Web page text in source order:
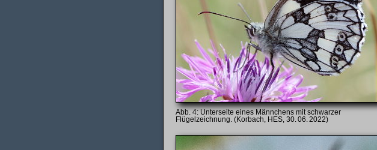
Unterseite eines Männchens mit schwarzer
Flügelzeichnung. (Korbach, HES, 30. 06. 2022)